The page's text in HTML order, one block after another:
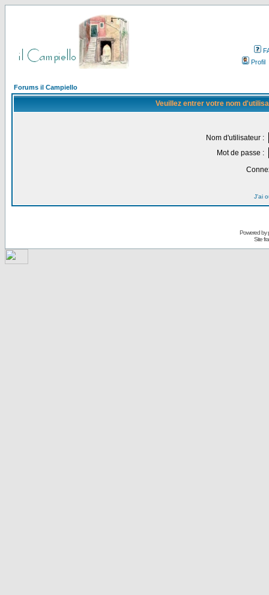
Profil
Forums il Campiello
Veuillez entrer votre nom
Nom d'utilisateur :
Mot de passe :
J'ai
Powered by
Site